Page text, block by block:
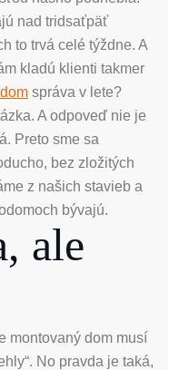
nad tridsaťpäť
to trvá celé týždne. A
kladú klienti takmer
správa v lete?
A odpoveď nie je
Preto sme sa
bez zložitých
z našich stavieb a
bývajú.
ale
montovaný dom musí
No pravda je taká,